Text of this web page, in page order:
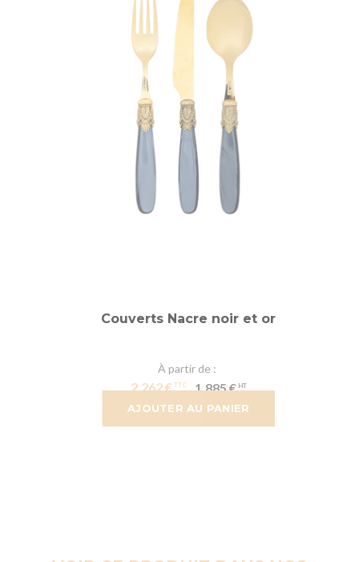
AJOUTER AU PANIER
Couverts Nacre noir et or
À partir de
2,262 € 1,885 €